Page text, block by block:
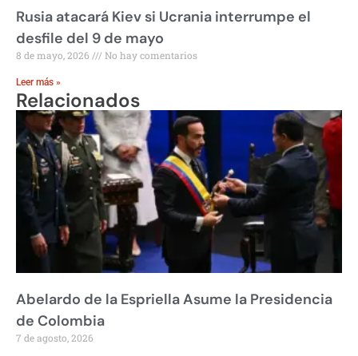
Rusia atacará Kiev si Ucrania interrumpe el
desfile del 9 de mayo
8 de mayo, 2026 No hay comentarios
Leer más »
Relacionados
Abelardo de la Espriella Asume la Presidencia
de Colombia
7 de agosto, 2026